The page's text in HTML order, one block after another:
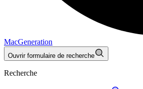
MacGeneration
Ouvrir formulaire de recherche
Recherche